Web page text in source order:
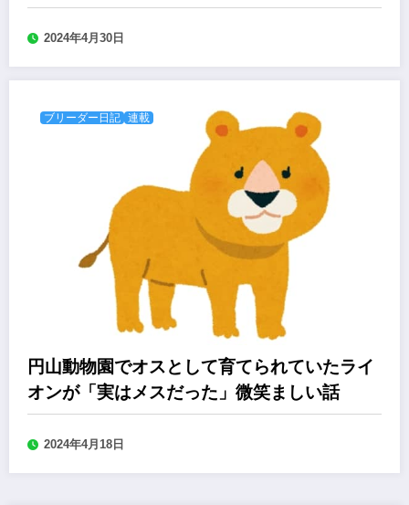
2024年4月30日
ブリーダー日記 連載
円山動物園でオスとして育てられていたライ
オンが「実はメスだった」微笑ましい話
2024年4月18日